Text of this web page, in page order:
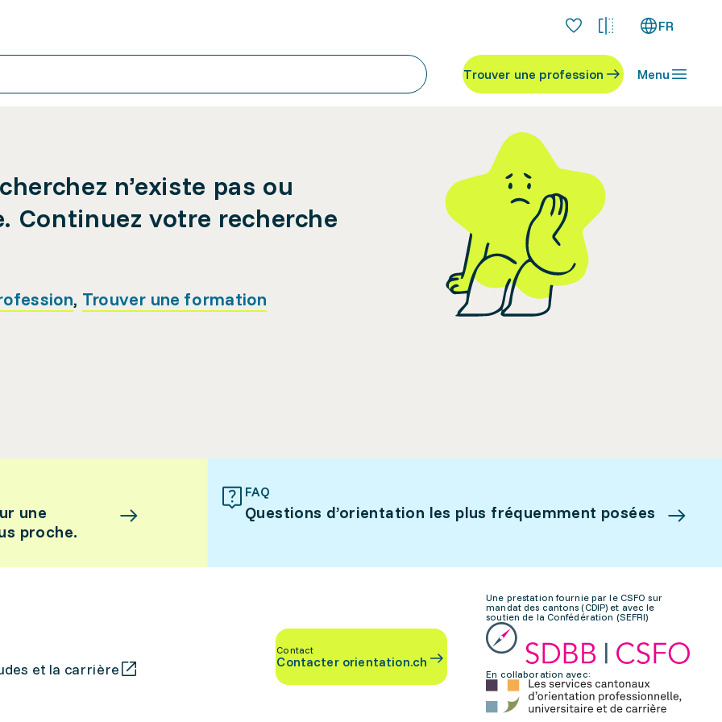
FR
Trouver une profession Menu
n’existe pas ou
Continuez votre recherche
, Trouver une formation
une
proche.
FAQ
Questions d’orientation les plus fréquemment posées
et la carrière
Contact
Contacter orientation.ch
Une prestation fournie par le CSFO sur
mandat des cantons (CDIP) et avec le
soutien de la Confédération (SEFRI)
En collaboration avec: